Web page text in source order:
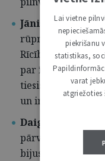
Jānis Endziņš,
rūpniecības
Rīcības grupas
par īpaši
tiesiskuma
un investīciju
Daiga Auziņa-
pārvaldības
bijusī vadītāja,
Lai vietne
piekrišanu
statistikas,
varat
atgriežoties